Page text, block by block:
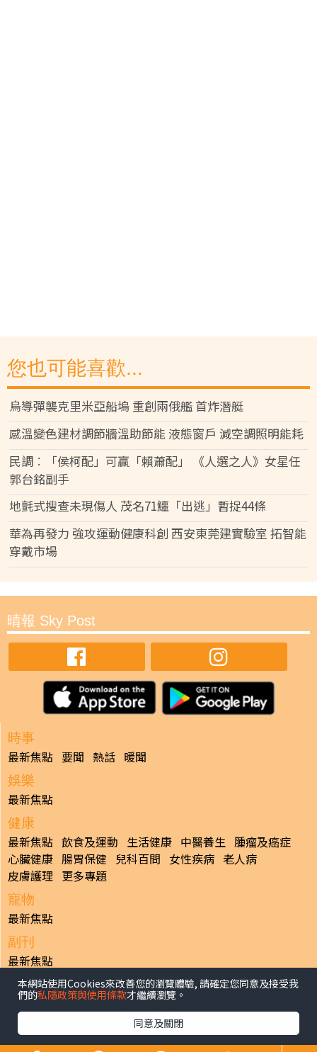
您也可能喜歡...
烏導彈襲克里米亞船塢 重創兩俄艦 首炸潛艇
感溫變色建材調節牆溫助節能 液態窗戶 減空調照明能耗
民調︰「侯柯配」可贏「賴蕭配」 《人選之人》女星任
郭台銘副手
地氈式搜查未現傷人 茂名71鱷「出逃」暫捉44條
華為再發力 強攻運動健康科創 西安東莞建實驗室 拓智能
穿戴市場
晴報 Sky Post
時事
最新焦點 要聞 熱話 暖聞
娛樂
最新焦點
健康
最新焦點 飲食及運動 生活健康 中醫養生 腫瘤及癌症
心臟健康 腸胃保健 兒科百問 女性疾病 老人病
皮膚護理 更多專題
寵物
最新焦點
副刊
最新焦點
日報
揭頁版 港聞 財經/地產 中國/國際
生活副刊
體育 專題/人物
本網站使用Cookies來改善您的瀏覽體驗, 請確定您同意及接受我
們的私隱政策與使用條款才繼續瀏覽。
同意及關閉